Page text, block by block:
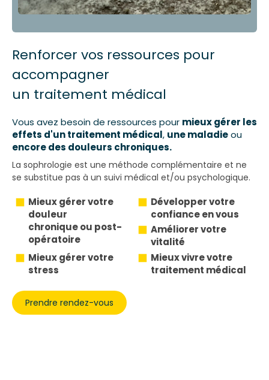
Renforcer vos ressources pour
accompagner
un traitement médical
Vous avez besoin de ressources pour mieux gérer les
effets d'un traitement médical, une maladieou
encore des douleurs chroniques.
La sophrologie est une méthode complémentaire et ne
se substitue pas à un suivi médical et/ou psychologique.
Mieux gérer votre
douleur
chronique ou post-
opératoire
Développer votre
confiance en vous
Améliorer votre
vitalité
Mieux gérer votre
stress
Mieux vivre votre
traitement médical
Prendre rendez-vous